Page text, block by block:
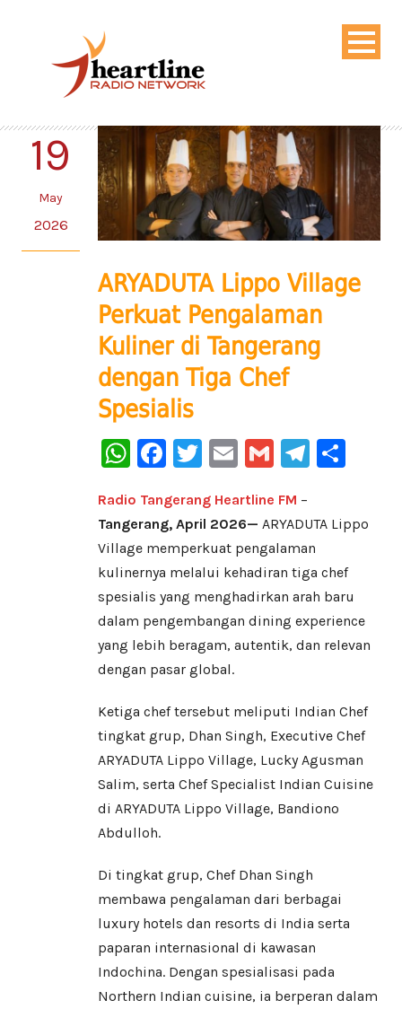
19
May
2026
ARYADUTA Lippo Village
Perkuat Pengalaman
Kuliner di Tangerang
dengan Tiga Chef
Spesialis
WhatsApp
Facebook
Twitter
EmailGmail
Radio Tangerang Heartline FM –
Tangerang, April 2026— ARYADUTA Lippo
Village memperkuat pengalaman
kulinernya melalui kehadiran tiga chef
spesialis yang menghadirkan arah baru
dalam pengembangan dining experience
yang lebih beragam, autentik, dan relevan
dengan pasar global.
Ketiga chef tersebut meliputi Indian Chef
tingkat grup, Dhan Singh, Executive Chef
ARYADUTA Lippo Village, Lucky Agusman
Salim, serta Chef Specialist Indian Cuisine
di ARYADUTA Lippo Village, Bandiono
Abdulloh.
Di tingkat grup, Chef Dhan Singh
membawa pengalaman dari berbagai
luxury hotels dan resorts di India serta
paparan internasional di kawasan
Indochina. Dengan spesialisasi pada
Northern Indian cuisine, ia berperan dalam